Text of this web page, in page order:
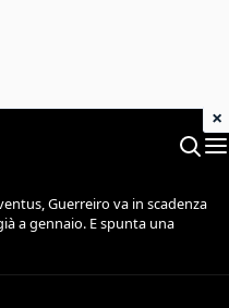
Guerreiro va in scadenza
a gennaio. E spunta una
×